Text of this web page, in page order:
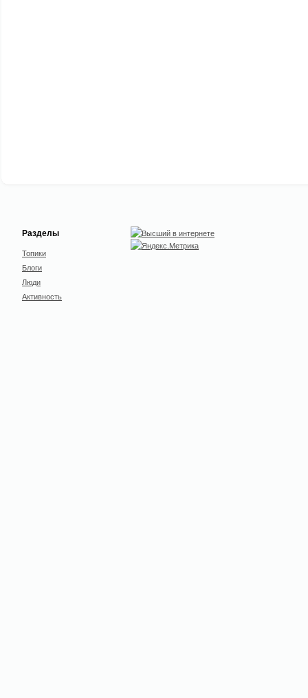
Разделы
Топики
Блоги
Люди
Активность